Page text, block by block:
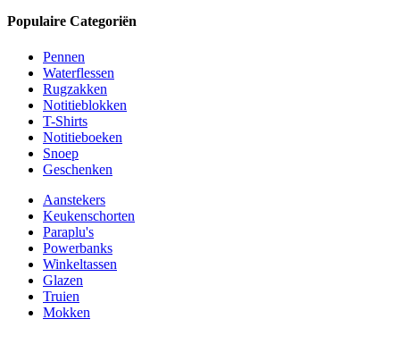
Populaire Categoriën
Pennen
Waterflessen
Rugzakken
Notitieblokken
T-Shirts
Notitieboeken
Snoep
Geschenken
Aanstekers
Keukenschorten
Paraplu's
Powerbanks
Winkeltassen
Glazen
Truien
Mokken